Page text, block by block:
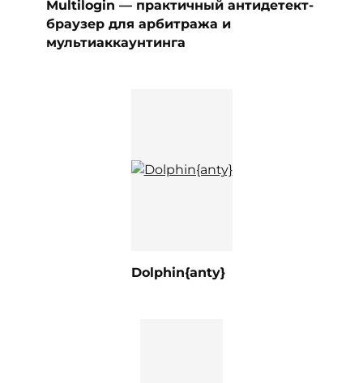
Multilogin — практичный антидетект-
браузер для арбитража и
мультиаккаунтинга
Dolphin{anty}